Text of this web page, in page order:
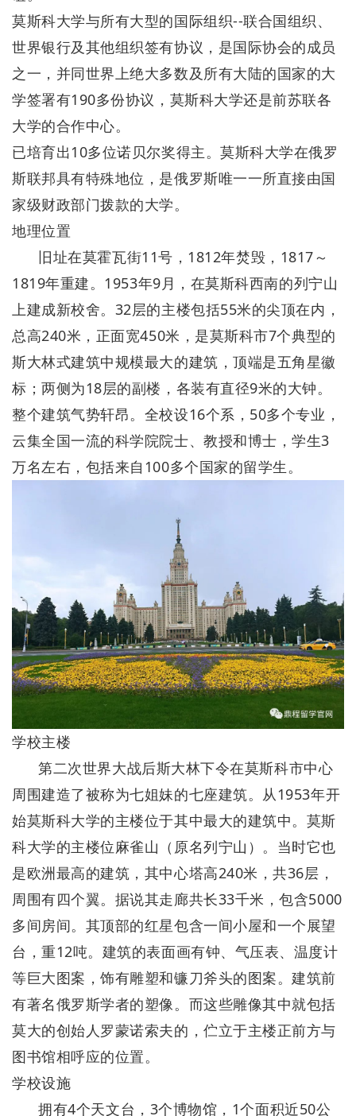
莫斯科大学与所有大型的国际组织--联合国组织、
世界银行及其他组织签有协议，是国际协会的成员
之一，并同世界上绝大多数及所有大陆的国家的大
学签署有190多份协议，莫斯科大学还是前苏联各
大学的合作中心。
已培育出10多位诺贝尔奖得主。莫斯科大学在俄罗
斯联邦具有特殊地位，是俄罗斯唯一一所直接由国
家级财政部门拨款的大学。
地理位置
旧址在莫霍瓦街11号，1812年焚毁，1817～
1819年重建。1953年9月，在莫斯科西南的列宁山
上建成新校舍。32层的主楼包括55米的尖顶在内，
总高240米，正面宽450米，是莫斯科市7个典型的
斯大林式建筑中规模最大的建筑，顶端是五角星徽
标；两侧为18层的副楼，各装有直径9米的大钟。
整个建筑气势轩昂。全校设16个系，50多个专业，
云集全国一流的科学院院士、教授和博士，学生3
万名左右，包括来自100多个国家的留学生。
学校主楼
第二次世界大战后斯大林下令在莫斯科市中心
周围建造了被称为七姐妹的七座建筑。从1953年开
始莫斯科大学的主楼位于其中最大的建筑中。莫斯
科大学的主楼位麻雀山（原名列宁山）。当时它也
是欧洲最高的建筑，其中心塔高240米，共36层，
周围有四个翼。据说其走廊共长33千米，包含5000
多间房间。其顶部的红星包含一间小屋和一个展望
台，重12吨。建筑的表面画有钟、气压表、温度计
等巨大图案，饰有雕塑和镰刀斧头的图案。建筑前
有著名俄罗斯学者的塑像。而这些雕像其中就包括
莫大的创始人罗蒙诺索夫的，伫立于主楼正前方与
图书馆相呼应的位置。
学校设施
拥有4个天文台，3个博物馆，1个面积近50公